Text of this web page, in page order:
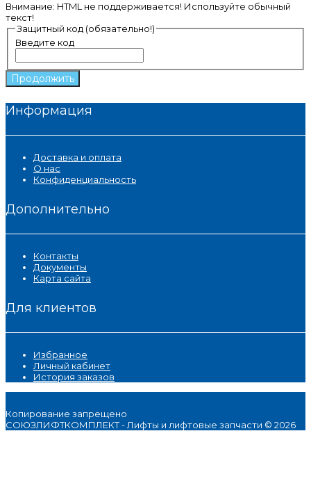
Внимание: HTML не поддерживается! Используйте обычный
текст!
Защитный код (обязательно!)
Введите код
Продолжить
Информация
Доставка и оплата
О нас
Конфиденциальность
Дополнительно
Контакты
Документы
Карта сайта
Для клиентов
Избранное
Личный кабинет
История заказов
Копирование запрещено
СОЮЗЛИФТКОМПЛЕКТ - Лифты и лифтовые запчасти © 2026